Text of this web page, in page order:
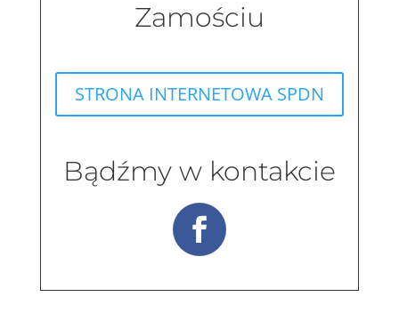
Zamościu
STRONA INTERNETOWA SPDN
Bądźmy w kontakcie